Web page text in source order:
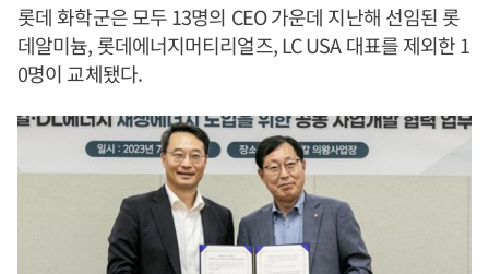
롯데 화학군은 모두 13명의 CEO 가운데 지난해 선임된 롯
데알미늄, 롯데에너지머티리얼즈, LC USA 대표를 제외한 1
0명이 교체됐다.